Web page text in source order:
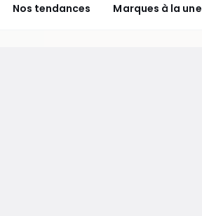
Nos tendances Marques à la une